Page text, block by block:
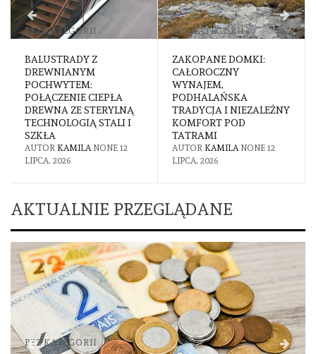
BEZ KATEGORII
BALUSTRADY Z
DREWNIANYM
POCHWYTEM:
POŁĄCZENIE CIEPŁA
DREWNA ZE STERYLNĄ
TECHNOLOGIĄ STALI I
SZKŁA
AUTOR KAMILA NONE 12
LIPCA, 2026
BEZ KATEGORII
ZAKOPANE DOMKI:
CAŁOROCZNY
WYNAJEM,
PODHALAŃSKA
TRADYCJA I NIEZALEŻNY
KOMFORT POD
TATRAMI
AUTOR KAMILA NONE 12
LIPCA, 2026
AKTUALNIE PRZEGLĄDANE
BEZ KATEGORII